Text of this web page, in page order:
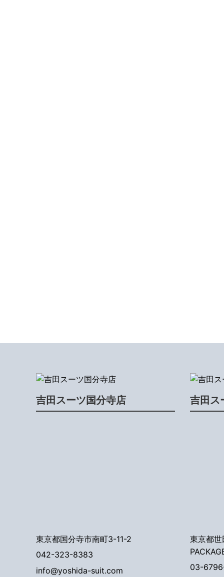
吉田スーツ国分寺店
東京都国分寺市南町3-11-2
042-323-8383
info@yoshida-suit.com
吉田ス
東京都
03-